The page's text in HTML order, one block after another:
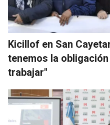
Kicillof en San
tenemos la
trabajar"